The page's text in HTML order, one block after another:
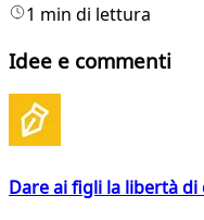
1 min di lettura
Idee e commenti
Dare ai figli la libertà di